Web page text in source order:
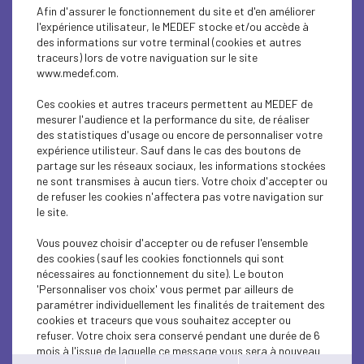
SUSTAINABLE DEVELOPMENT
SUSTAINABLE DEVELOPMENT
SUSTAINABLE DEVELOPMENT
SUSTAINABLE DEVELOPMENT
INTERNATIONAL - EUROPE
ECONOMY
SUSTAINABLE DEVELOPMENT
SUSTAINABLE DEVELOPMENT
SUSTAINABLE DEVELOPMENT
SUSTAINABLE DEVELOPMENT
SUSTAINABLE DEVELOPMENT
Afin d'assurer le fonctionnement du site et d'en améliorer
l'expérience utilisateur, le MEDEF stocke et/ou accède à
des informations sur votre terminal (cookies et autres
traceurs) lors de votre naviguation sur le site
www.medef.com.
Ces cookies et autres traceurs permettent au MEDEF de
mesurer l'audience et la performance du site, de réaliser
des statistiques d'usage ou encore de personnaliser votre
expérience utilisteur. Sauf dans le cas des boutons de
partage sur les réseaux sociaux, les informations stockées
ne sont transmises à aucun tiers. Votre choix d'accepter ou
de refuser les cookies n'affectera pas votre navigation sur
le site.
Vous pouvez choisir d'accepter ou de refuser l'ensemble
des cookies (sauf les cookies fonctionnels qui sont
nécessaires au fonctionnement du site). Le bouton
'Personnaliser vos choix' vous permet par ailleurs de
paramétrer individuellement les finalités de traitement des
cookies et traceurs que vous souhaitez accepter ou
refuser. Votre choix sera conservé pendant une durée de 6
mois à l'issue de laquelle ce message vous sera à nouveau